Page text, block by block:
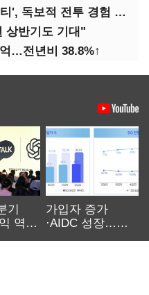
(지스타2025)엔씨 '신더시티', 독보적 전투 경험 필요
상반기도 기대"
…전년비 38.8%↑
기
역대
가입자 증가
·AIDC 성장…